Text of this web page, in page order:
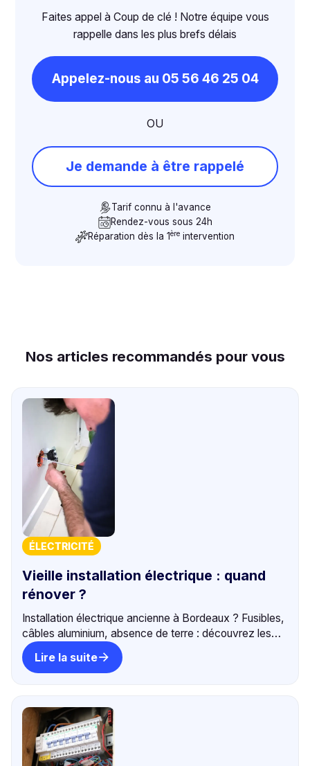
Faites appel à Coup de clé ! Notre équipe vous
rappelle dans les plus brefs délais
Appelez-nous au 05 56 46 25 04
OU
Je demande à être rappelé
Tarif connu à l'avance
Rendez-vous sous 24h
Réparation dès la 1ère intervention
Nos articles recommandés pour vous
ÉLECTRICITÉ
Vieille installation électrique : quand
rénover ?
Installation électrique ancienne à Bordeaux ? Fusibles,
câbles aluminium, absence de terre : découvrez les
risques et quand rénover. +500 avis 5⭐.
Lire la suite